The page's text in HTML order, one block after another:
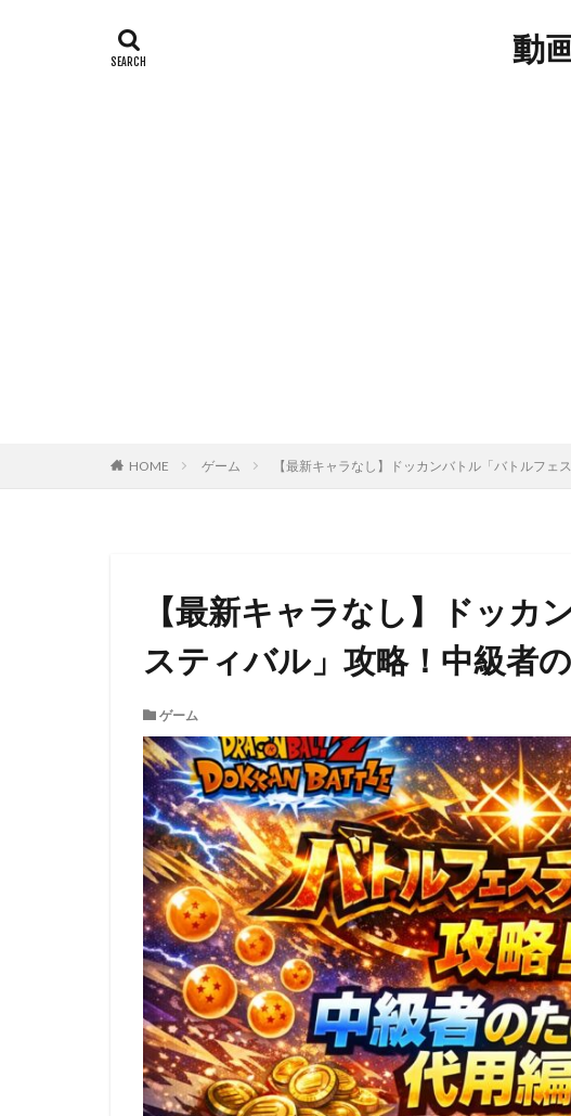
動
HOME ゲーム 【最新キャラなし】ドッカンバトル「バトルフ
【最新キャラなし】ドッカ
スティバル」攻略！中級者
ゲーム